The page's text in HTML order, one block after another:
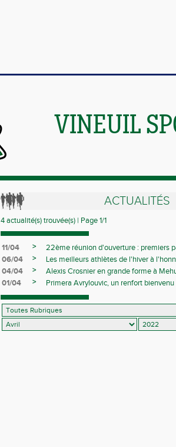
VINEUIL
ACTUALITÉS
4 actualité(s) trouvée(s) | Page 1/1
11/04 >
22ème réunion d'ouverture : premiers
06/04
>
Les meilleurs athlètes de l'hiver à
04/04
>
Alexis Crosnier en grande forme à
01/04
> Primera Avrylouvic, un renfort